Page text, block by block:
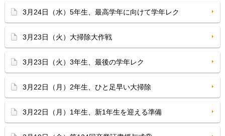
3月24日（水）5年生、最高学年に向けて学年レク
3月23日（火）大掃除大作戦
3月23日（火）3年生、最後の学年レク
3月22日（月）2年生、ひと足早い大掃除
3月22日（月）1年生、新1年生を迎える準備